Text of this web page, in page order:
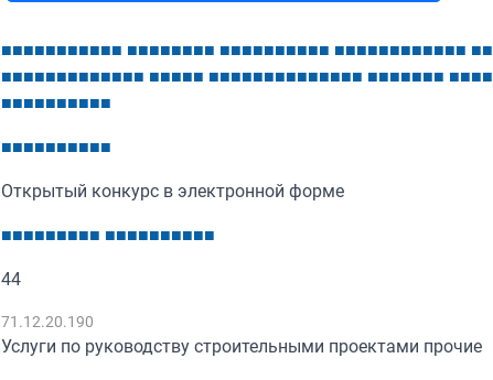
■■■■■■■■■■■ ■■■■■■■■ ■■■■■■■■■■ ■■■■■■■■■■■■ ■■
■■■■■■■■■■■■■ ■■■■■ ■■■■■■■■■■■■■■ ■■■■■■■ ■■■■
■■■■■■■■■■
■■■■■■■■■■
Открытый конкурс в электронной форме
■■■■■■■■■ ■■■■■■■■■■
44
71.12.20.190
Услуги по руководству строительными проектами прочие